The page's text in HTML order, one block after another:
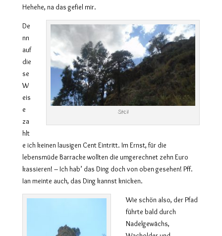
Hehehe, na das gefiel mir.
Steil
De
nn
auf
die
se
W
eis
e
za
hlt
e ich keinen lausigen Cent Eintritt. Im Ernst, für die
lebensmüde Barracke wollten die umgerechnet zehn Euro
kassieren! – Ich hab’ das Ding doch von oben gesehen! Pff.
Ian meinte auch, das Ding kannst knicken.
Wie schön also, der Pfad
führte bald durch
Nadelgewächs,